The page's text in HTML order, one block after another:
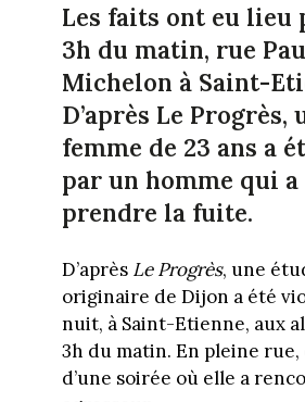
Les faits ont eu lieu
3h du matin, rue
Michelon à Saint-
D’après Le Progrès,
femme de 23 ans a
par un homme qui a
prendre la fuite.
D’après Le Progrès, une
originaire de Dijon a été
nuit, à Saint-Etienne, aux
3h du matin. En pleine
d’une soirée où elle a